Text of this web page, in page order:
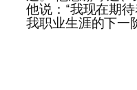
他说：“我现在期
我职业生涯的下一